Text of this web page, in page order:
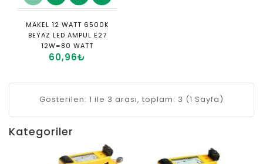
MAKEL 12 WATT 6500K
BEYAZ LED AMPUL E27
12W=80 WATT
60,96₺
Gösterilen: 1 ile 3 arası, toplam: 3 (1 Sayfa)
Kategoriler